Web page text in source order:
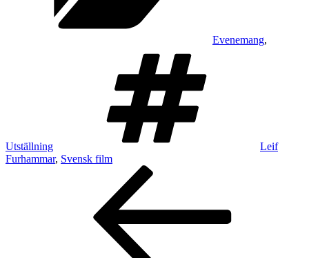
Evenemang,
Utställning
Leif
Furhammar, Svensk film
Inläggsnavigering